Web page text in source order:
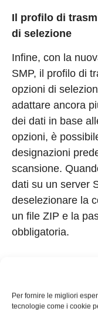
Per fornire le migliori
tecnologie come i cookie
Il profilo di
di selezione
Infine, con la
SMP, il profilo di
opzioni di
adattare ancora
dei dati in base
opzioni, è
designazioni
scansione.
dati su un server
deselezionare la
un file ZIP e la
obbligatoria.
misura e controllo